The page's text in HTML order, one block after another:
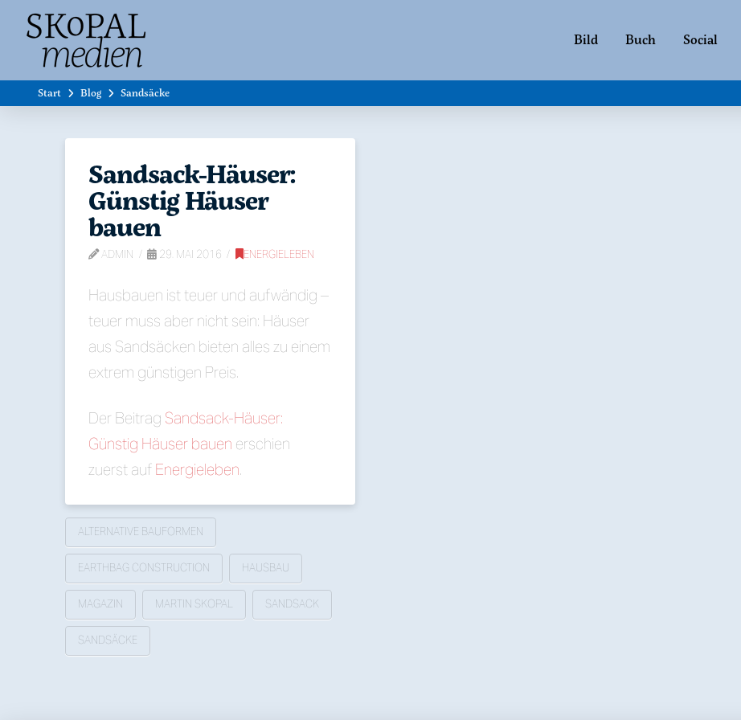
Bild Buch Social
Start Blog Sandsäcke
Sandsack-Häuser:
Günstig Häuser
bauen
ADMIN 29. MAI 2016 ENERGIELEBEN
Hausbauen ist teuer und aufwändig –
teuer muss aber nicht sein: Häuser
aus Sandsäcken bieten alles zu einem
extrem günstigen Preis.
Der Beitrag Sandsack-Häuser:
Günstig Häuser bauen erschien
zuerst auf Energieleben.
ALTERNATIVE BAUFORMEN
EARTHBAG CONSTRUCTION HAUSBAU
MAGAZIN MARTIN SKOPAL SANDSACK
SANDSÄCKE